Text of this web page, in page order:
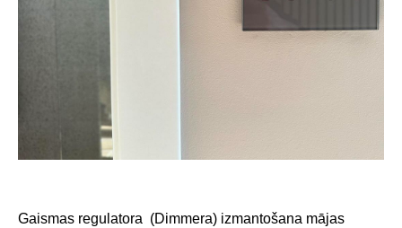
Gaismas regulatora (Dimmera) izmantošana mājas